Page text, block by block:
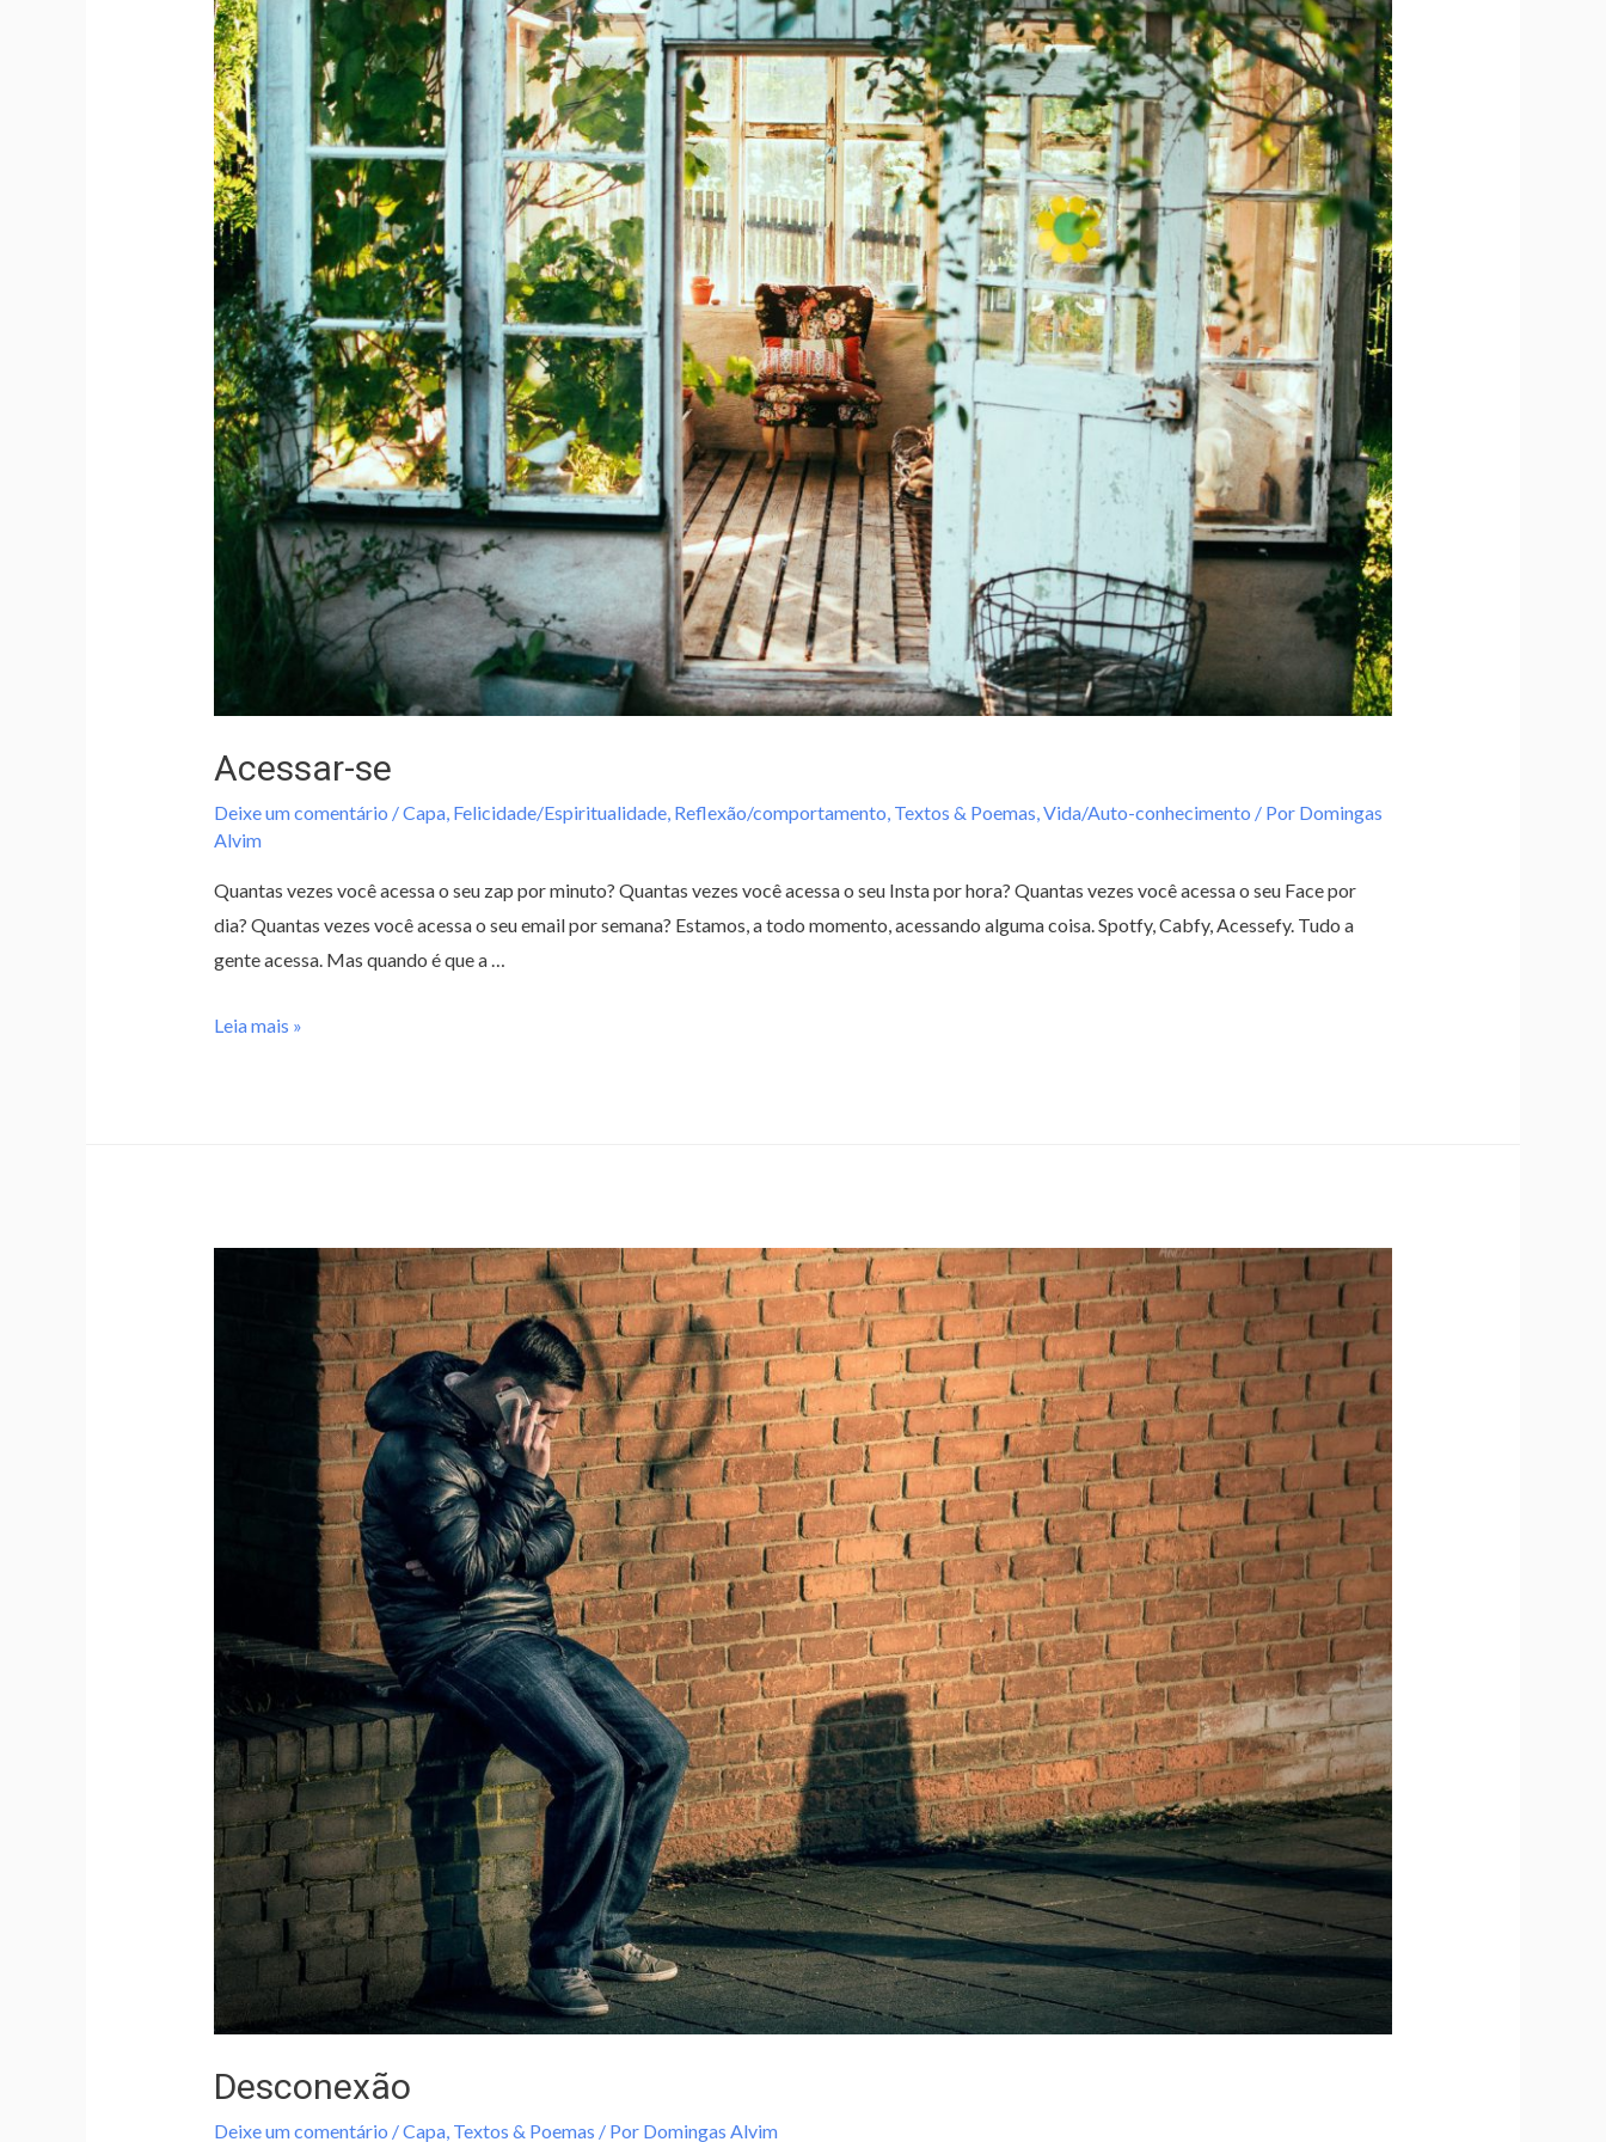
Acessar-se
Deixe um comentário /Capa, Felicidade/Espiritualidade, Reflexão/comportamento, Textos & Poemas,Vida/Auto-conhecimento / Por Domingas
Alvim
Quantas vezes você acessa o seu zap por minuto? Quantas vezes você acessa o seu Insta por hora? Quantas vezes você acessa o seu Face por
dia? Quantas vezes você acessa o seu email por semana? Estamos, a todo momento, acessando alguma coisa. Spotfy, Cabfy, Acessefy. Tudo a
gente acessa. Mas quando é que a …
Leia mais »
Desconexão
Deixe um comentário /Capa, Textos & Poemas / Por Domingas Alvim